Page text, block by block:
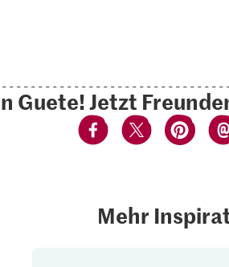
Guete! Jetzt
Mehr